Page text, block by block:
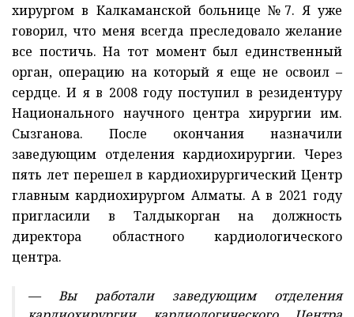
хирургом в Калкаманской больнице №7. Я уже
говорил, что меня всегда преследовало желание
все постичь. На тот момент был единственный
орган, операцию на который я еще не освоил –
сердце. И я в 2008 году поступил в резидентуру
Национального научного центра хирургии им.
Сызганова. После окончания назначили
заведующим отделения кардиохирургии. Через
пять лет перешел в кардиохирургический Центр
главным кардиохирургом Алматы. А в 2021 году
пригласили в Талдыкорган на должность
директора областного кардиологического
центра.
— Вы работали заведующим отделения